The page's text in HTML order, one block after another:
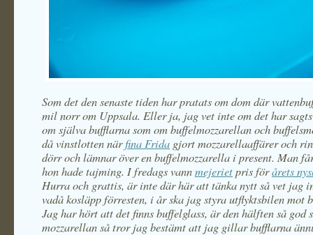
Som det den senaste tiden har pratats om dom där
mil norr om Uppsala. Eller ja, jag vet inte om det har
om själva bufflarna som om buffelmozzarellan och
då vinstlotten närfina Frida gjort mozzarellaaffärer och
dörr och lämnar över en buffelmozzarella i present. Man
hon hade tajming. I fredags vannmejerietpris förårets
Hurra och grattis, är inte där här att tänka nytt så vet jag
vadå kosläpp förresten, i år ska jag styra utflyktsbilen mot
Jag har hört att det finns buffelglass, är den hälften så god
mozzarellan så tror jag bestämt att jag gillar bufflarna